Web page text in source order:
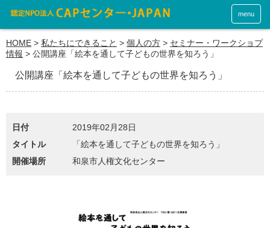
menu
HOME > 私たちにできること > 個人の方 > セミナー・ワークショプ
情報 > 公開講座「絵本を通して子どもの世界を知ろう」
公開講座「絵本を通して子どもの世界を知ろう」
日付
2019年02月28日
タイトル
「絵本を通して子どもの世界を知ろう」
開催場所
和泉市人権文化センター